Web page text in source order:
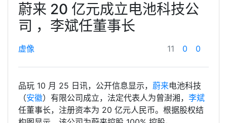
蔚来 20 亿元成立电池科技公
司 ，李斌任董事长
虚像 11 0 0
品玩 10 月 25 日讯，公开信息显示， 蔚来电池科技
（安徽）有限公司成立，法定代表人为曾澍湘， 李斌
任董事长，注册资本为 20 亿元人民币。根据股权结